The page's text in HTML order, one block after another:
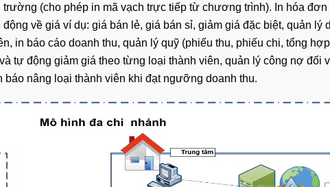
trường (cho phép in mã vạch trực tiếp từ chương trình). In hóa đơn
về giá ví dụ: giá bán lẻ, giá bán sỉ, giảm giá đặc biệt, quản lý
in báo cáo doanh thu, quản lý quỹ (phiếu thu, phiếu chi, tổng
tự động giảm giá theo từng loại thành viên, quản lý công nợ đối
báo nâng loại thành viên khi đạt ngưỡng doanh thu.